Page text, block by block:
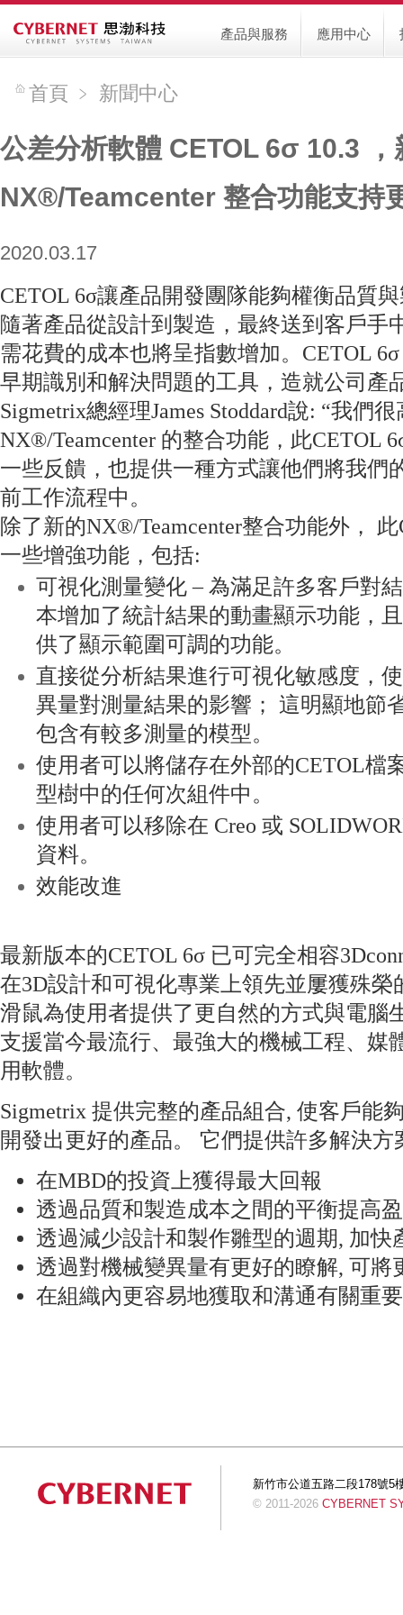
應用中心
產品與服務
首頁 ﹥ 新聞中心
公差分析軟體 CETOL 6σ 10.3 ，
NX®/Teamcenter 整合功能支持
2020.03.17
CETOL 6σ讓產品開發團隊能夠權衡品質
隨著產品從設計到製造，最終送到客戶手
需花費的成本也將呈指數增加。CETOL
早期識別和解決問題的工具，造就公司產
Sigmetrix總經理James Stoddard說: “我們
NX®/Teamcenter 的整合功能，此CETOL
一些反饋，也提供一種方式讓他們將我們
前工作流程中。
除了新的NX®/Teamcenter整合功能外，
一些增強功能，包括:
可視化測量變化 – 為滿足許多客戶對
本增加了統計結果的動畫顯示功能，
供了顯示範圍可調的功能。
直接從分析結果進行可視化敏感度，
異量對測量結果的影響； 這明顯地節
包含有較多測量的模型。
使用者可以將儲存在外部的CETOL檔
型樹中的任何次組件中。
使用者可以移除在 Creo 或
資料。
效能改進
最新版本的CETOL 6σ 已可完全相容
在3D設計和可視化專業上領先並屢獲殊榮
滑鼠為使用者提供了更自然的方式與電腦
支援當今最流行、最強大的機械工程、媒
用軟體。
Sigmetrix 提供完整的產品組合, 使客戶能
開發出更好的產品。 它們提供許多解決方
在MBD的投資上獲得最大回報
透過品質和製造成本之間的平衡提高
透過減少設計和製作雛型的週期, 加快
透過對機械變異量有更好的瞭解, 可將
在組織內更容易地獲取和溝通有關重
新竹市公道五路二段178號5
© 2011-2026 CYBERNET